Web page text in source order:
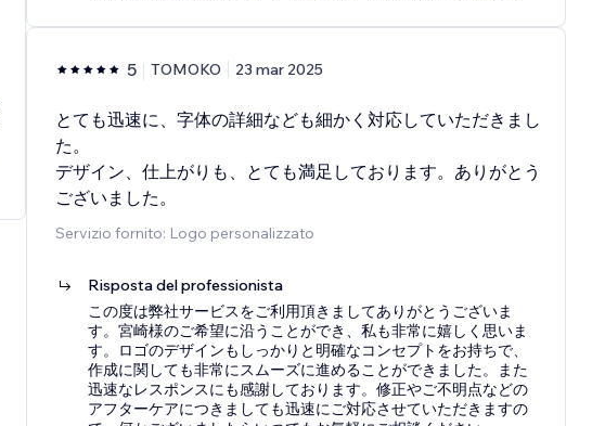
5 TOMOKO 23 mar 2025
とても迅速に、字体の詳細なども細かく対応していただきまし
た。
デザイン、仕上がりも、とても満足しております。ありがとう
ございました。
Servizio fornito: Logo personalizzato
Risposta del professionista
この度は弊社サービスをご利用頂きましてありがとうございま
す。宮崎様のご希望に沿うことができ、私も非常に嬉しく思いま
す。ロゴのデザインもしっかりと明確なコンセプトをお持ちで、
作成に関しても非常にスムーズに進めることができました。また
迅速なレスポンスにも感謝しております。修正やご不明点などの
アフターケアにつきましても迅速にご対応させていただきますの